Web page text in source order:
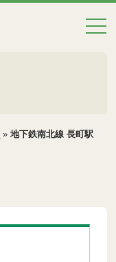
»地下鉄南北線 長町駅